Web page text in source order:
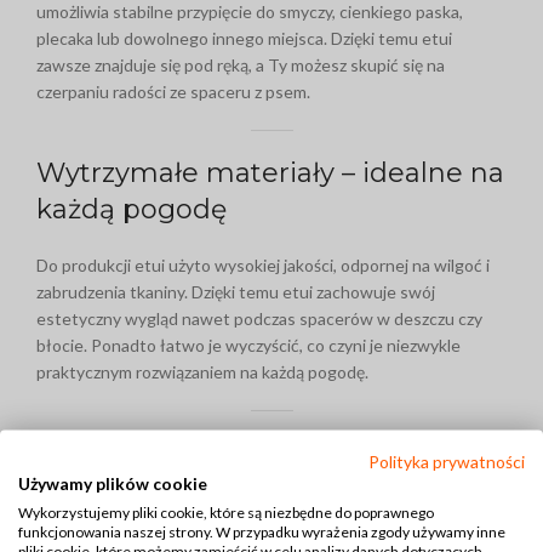
umożliwia stabilne przypięcie do smyczy, cienkiego paska,
plecaka lub dowolnego innego miejsca. Dzięki temu etui
zawsze znajduje się pod ręką, a Ty możesz skupić się na
czerpaniu radości ze spaceru z psem.
Wytrzymałe materiały – idealne na
każdą pogodę
Do produkcji etui użyto wysokiej jakości, odpornej na wilgoć i
zabrudzenia tkaniny. Dzięki temu etui zachowuje swój
estetyczny wygląd nawet podczas spacerów w deszczu czy
błocie. Ponadto łatwo je wyczyścić, co czyni je niezwykle
praktycznym rozwiązaniem na każdą pogodę.
Kompaktowy rozmiar i stylowy
design
Etui na woreczki dla psa wyróżnia się kompaktowym
Polityka prywatności
Używamy plików cookie
Wykorzystujemy pliki cookie, które są niezbędne do poprawnego
funkcjonowania naszej strony. W przypadku wyrażenia zgody używamy inne